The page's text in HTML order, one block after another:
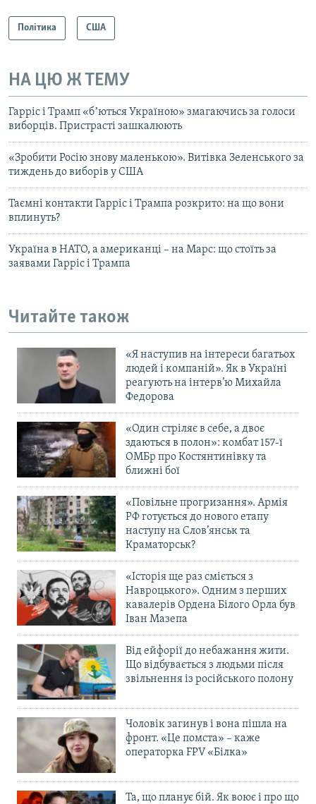
Політика США
НА ЦЮ Ж ТЕМУ
Гарріс і Трамп «бʼються Україною» змагаючись за голоси
виборців. Пристрасті зашкалюють
«Зробити Росію знову маленькою». Витівка Зеленського за
тиждень до виборів у США
Таємні контакти Гарріс і Трампа розкрито: на що вони
вплинуть?
Україна в НАТО, а американці – на Марс: що стоїть за
заявами Гарріс і Трампа
Читайте також
«Я наступив на інтереси багатьох
людей і компаній». Як в Україні
реагують на інтерв’ю Михайла
Федорова
«Один стріляє в себе, а двоє
здаються в полон»: комбат 157-ї
ОМБр про Костянтинівку та
ближні бої
«Повільне прогризання». Армія
РФ готується до нового етапу
наступу на Слов’янськ та
Краматорськ?
«Історія ще раз сміється з
Навроцького». Одним з перших
кавалерів Ордена Білого Орла був
Іван Мазепа
Від ейфорії до небажання жити.
Що відбувається з людьми після
звільнення із російського полону
Чоловік загинув і вона пішла на
фронт. «Це помста» – каже
операторка FPV «Білка»
Та, що планує бій. Як воює і про що